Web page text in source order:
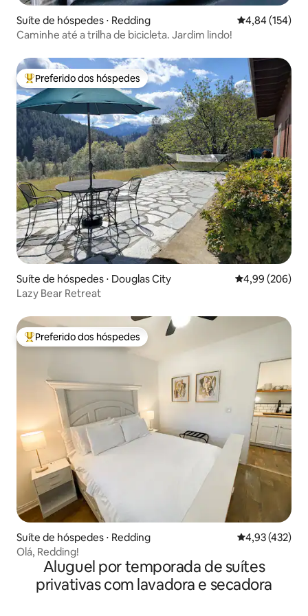
Suíte de hóspedes ⋅ Redding 4,84 de uma
4,84 (154)
Caminhe até a trilha de bicicleta. Jardim lindo!
Entre os melhores preferidos dos hóspedes
Preferido dos hóspedes
Suíte de hóspedes ⋅ Douglas City 4,99 de uma
4,99 (206)
Lazy Bear Retreat
Entre os melhores preferidos dos hóspedes
Preferido dos hóspedes
Suíte de hóspedes ⋅ Redding 4,93 de uma
4,93 (432)
Olá, Redding!
Aluguel por temporada de suítes
privativas com lavadora e secadora